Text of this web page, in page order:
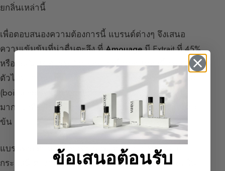
ยกลิ่นเหล่านี้
เพื่อตอบสนองความต้องการนี้ แบรนด์ต่างๆ จึงเสนอ
ความเข้มข้นที่น่าตื่นตะลึง ที่Amouageมี Extrait ที่ 45%
หรือ 50% แต่ควรระวังนะคะ ถ้าน้ำหอมเหล่านี้กระจาย
ตัวได้มากขนาดนั้น ก็เป็นเพราะธรรมชาติของส่วนผสม
(bois ambrés และ Oud ทรงพลังมากโดยธรรมชาติ)
มากกว่าที่จะเป็นเพียงเพราะตัวเลขเปอร์เซ็นต์ความเข้ม
ข้น
แบรนด์ระดับนานาชาติขนาดใหญ่ทุกแบรนด์ที่ตาม
กระแสนี้ ต่างก็มีน้ำหอมกลิ่น oud หรือ bois ambrés ใน
ข้อเสนอต้อนรับ